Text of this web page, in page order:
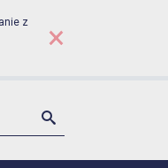
z
×
Szukaj